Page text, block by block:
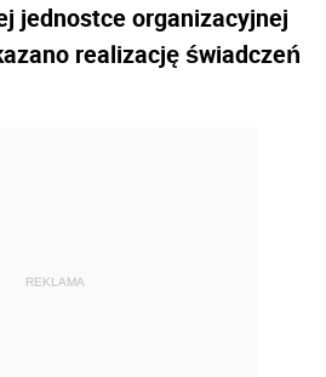
jednostce organizacyjnej
realizację świadczeń
REKLAMA